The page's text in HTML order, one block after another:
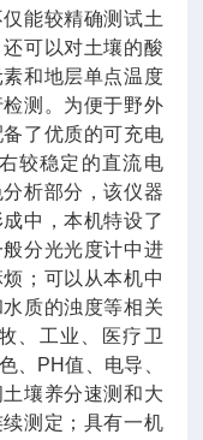
能较精确测试土
可以对土壤的酸
和地层单点温度
测。为便于野外
了优质的可充电
较稳定的直流电
析部分，该仪器
中，本机特设了
分光光度计中进
；可以从本机中
质的浊度等相关
、工业、医疗卫
、PH值、电导、
壤养分速测和大
测定；具有一机